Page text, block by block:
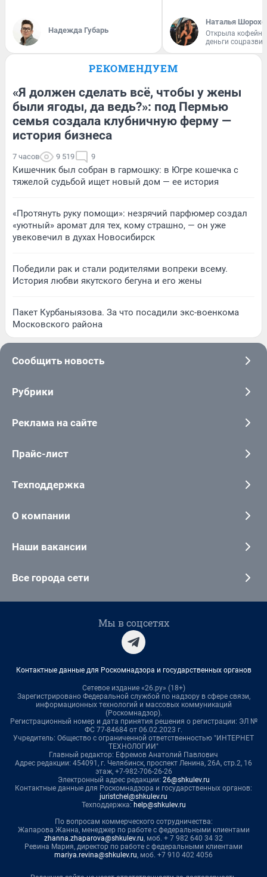
Надежда Губарь
Наталья
Открыла
деньги
РЕКОМЕНДУЕМ
«Я должен сделать всё, чтобы у жены
были ягоды, да ведь?»: под Пермью
семья создала клубничную ферму —
история бизнеса
7 часов 9 519 9
Кишечник был собран в гармошку: в Югре кошечка с
тяжелой судьбой ищет новый дом — ее история
«Протянуть руку помощи»: незрячий парфюмер создал
«уютный» аромат для тех, кому страшно, — он уже
увековечил в духах Новосибирск
Победили рак и стали родителями вопреки всему.
История любви якутского бегуна и его жены
Пакет Курбаныязова. За что посадили экс-военкома
Московского района
Сообщить новость
Рубрики
Реклама на сайте
Прайс-лист
Техподдержка
О компании
Наши вакансии
Все города сети
Мы в соцсетях
Контактные данные для Роскомнадзора и государственных органов
Сетевое издание «26.ру» (18+)
Зарегистрировано Федеральной службой по надзору в сфере связи,
информационных технологий и массовых коммуникаций
(Роскомнадзор).
Регистрационный номер и дата принятия решения о регистрации: ЭЛ №
ФС 77-84684 от 06.02.2023 г.
Учредитель: Общество с ограниченной ответственностью "ИНТЕРНЕТ
ТЕХНОЛОГИИ"
Главный редактор: Ефремов Анатолий Павлович
Адрес редакции: 454091, г. Челябинск, проспект Ленина, 26А, стр.2, 16
этаж, +7-982-706-26-26
Электронный адрес редакции: 26@shkulev.ru
Контактные данные для Роскомнадзора и государственных органов:
juristchel@shkulev.ru
Техподдержка: help@shkulev.ru
По вопросам коммерческого сотрудничества:
Жапарова Жанна, менеджер по работе с федеральными клиентами
zhanna.zhaparova@shkulev.ru, моб. + 7 982 640 34 32
Ревина Мария, директор по работе с федеральными клиентами
mariya.revina@shkulev.ru, моб. +7 910 402 4056